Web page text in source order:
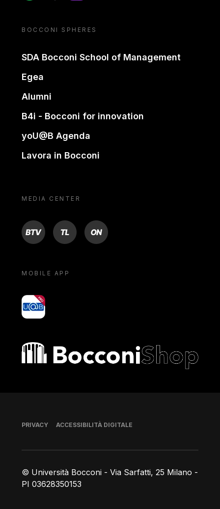
BOCCONI SPHERES
SDA Bocconi School of Management
Egea
Alumni
B4i - Bocconi for innovation
yoU@B Agenda
Lavora in Bocconi
MEDIA CENTER
BTV TL ON
MOBILE APP
yoU@B
Bocconi shop
© Università Bocconi - Via Sarfatti, 25 Milano -
PI 03628350153
Piè di pagina
PRIVACY ACCESSIBILITÀ DIGITALE